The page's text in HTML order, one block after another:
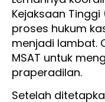
Kejaksaan
proses hukum
menjadi lambat.
MSAT untuk
praperadilan.
Setelah